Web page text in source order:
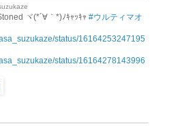
ヾ(*´∀｀*)ﾉｷｬｯｷｬ #ウルティマオ
status/16164253247195
status/16164278143996